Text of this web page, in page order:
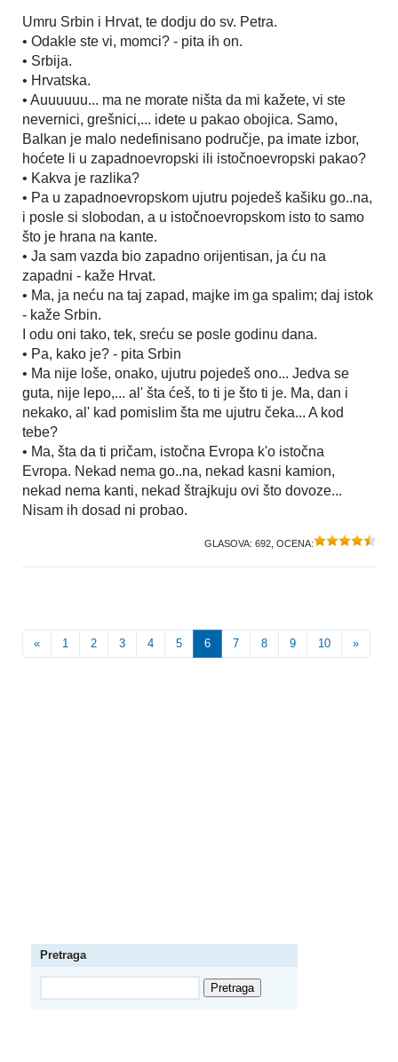
Umru Srbin i Hrvat, te dodju do sv. Petra.
• Odakle ste vi, momci? - pita ih on.
• Srbija.
• Hrvatska.
• Auuuuuu... ma ne morate ništa da mi kažete, vi ste
nevernici, grešnici,... idete u pakao obojica. Samo,
Balkan je malo nedefinisano područje, pa imate izbor,
hoćete li u zapadnoevropski ili istočnoevropski pakao?
• Kakva je razlika?
• Pa u zapadnoevropskom ujutru pojedeš kašiku go..na,
i posle si slobodan, a u istočnoevropskom isto to samo
što je hrana na kante.
• Ja sam vazda bio zapadno orijentisan, ja ću na
zapadni - kaže Hrvat.
• Ma, ja neću na taj zapad, majke im ga spalim; daj istok
- kaže Srbin.
I odu oni tako, tek, sreću se posle godinu dana.
• Pa, kako je? - pita Srbin
• Ma nije loše, onako, ujutru pojedeš ono... Jedva se
guta, nije lepo,... al' šta ćeš, to ti je što ti je. Ma, dan i
nekako, al' kad pomislim šta me ujutru čeka... A kod
tebe?
• Ma, šta da ti pričam, istočna Evropa k'o istočna
Evropa. Nekad nema go..na, nekad kasni kamion,
nekad nema kanti, nekad štrajkuju ovi što dovoze...
Nisam ih dosad ni probao.
GLASOVA: 692 , OCENA:
« 1 2 3 4 5 6 7 8 9 10 »
Pretraga